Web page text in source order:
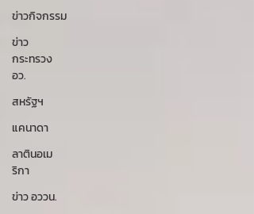
ข่าวกิจกรรม
ข่าว
กระทรวง
อว.
สหรัฐฯ
แคนาดา
ลาตินอเม
ริกา
ข่าว อววน.